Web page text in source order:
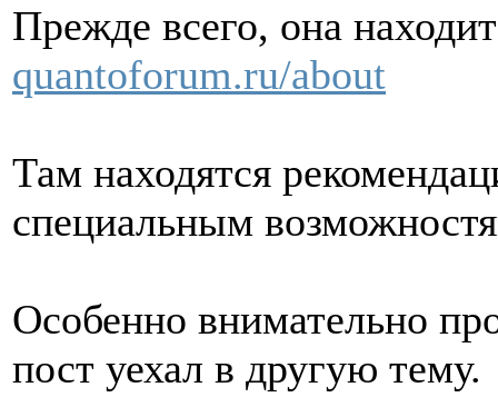
Прежде всего, она
quantoforum.ru/about
Там находятся
специальным
Особенно внимательно
пост уехал в другую тему.